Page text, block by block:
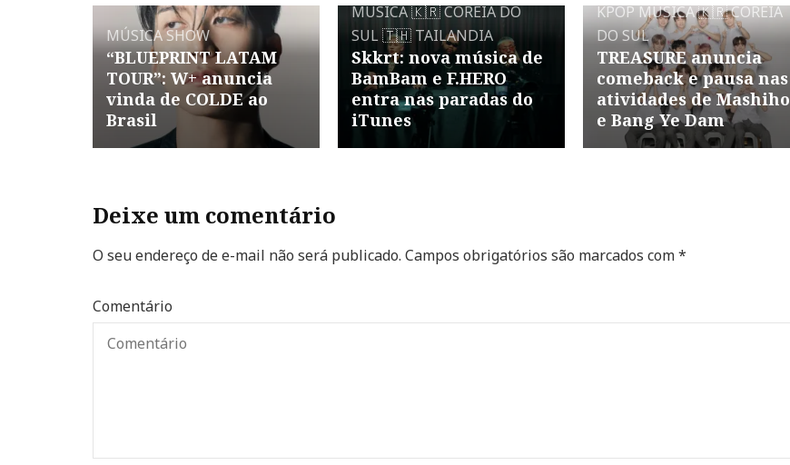
MÚSICASHOW
“BLUEPRINT LATAM
TOUR”: W+ anuncia
vinda de COLDE ao
Brasil
MÚSICA🇰🇷 COREIA DO
SUL 🇹🇭 TAILANDIA
Skkrt: nova música de
BamBam e F.HERO
entra nas paradas do
iTunes
KPOPMÚSICA🇰🇷 COREIA
DO SUL
TREASURE anuncia
comeback e pausa nas
atividades de Mashiho
e Bang Ye Dam
Deixe um comentário
O seu endereço de e-mail não será publicado. Campos obrigatórios são marcados com*
Comentário